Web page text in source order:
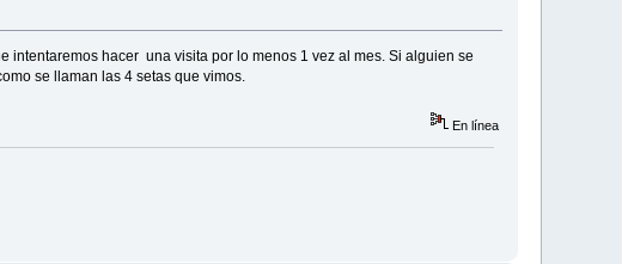
intentaremos hacer una visita por lo menos 1 vez al mes. Si alguien se
se llaman las 4 setas que vimos.
En línea